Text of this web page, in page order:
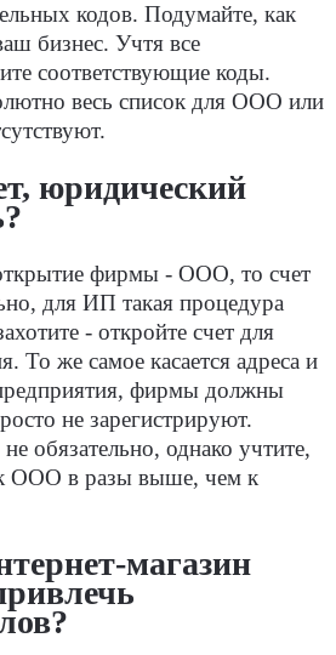
кодов. Подумайте, как
бизнес. Учтя все
соответствующие коды.
весь список для ООО или
юридический
фирмы - ООО, то счет
для ИП такая процедура
- откройте счет для
То же самое касается адреса и
фирмы должны
не зарегистрируют.
обязательно, однако учтите,
ООО в разы выше, чем к
магазин